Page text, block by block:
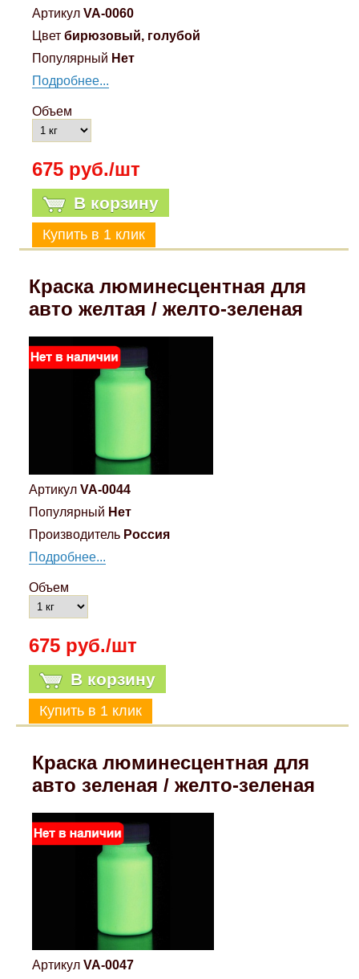
Артикул VA-0060
Цвет бирюзовый, голубой
Популярный Нет
Подробнее...
Объем
675 руб./шт
В корзину
Краска люминесцентная для
авто желтая / желто-зеленая
Артикул VA-0044
Популярный Нет
Производитель Россия
Подробнее...
Объем
675 руб./шт
В корзину
Краска люминесцентная для
авто зеленая / желто-зеленая
Артикул VA-0047